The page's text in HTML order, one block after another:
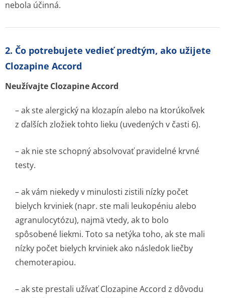
nebola účinná.
2. Čo potrebujete vedieť predtým, ako užijete
Clozapine Accord
Neužívajte Clozapine Accord
– ak ste alergický na klozapín alebo na ktorúkoľvek
z ďalších zložiek tohto lieku (uvedených v časti 6).
– ak nie ste schopný absolvovať pravidelné krvné
testy.
– ak vám niekedy v minulosti zistili nízky počet
bielych krviniek (napr. ste mali leukopéniu alebo
agranulocytózu), najmä vtedy, ak to bolo
spôsobené liekmi. Toto sa netýka toho, ak ste mali
nízky počet bielych krviniek ako následok liečby
chemoterapiou.
– ak ste prestali užívať Clozapine Accord z dôvodu